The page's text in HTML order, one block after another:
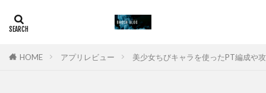
HOME アプリレビュー 美少女ちびキャラを使ったPT編成や